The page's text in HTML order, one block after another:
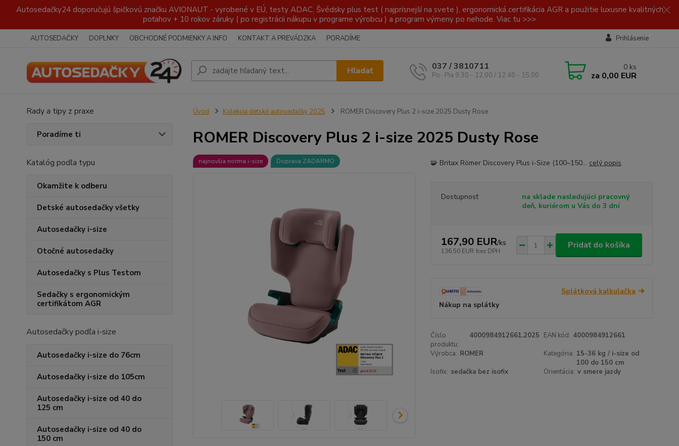
Autosedačky24 doporučujú špičkovú značku AVIONAUT - vyrobené v EÚ, testy ADAC, Švédsky plus test ( najprísnejší na svete ), ergonomická certifikácia AGR a použitie luxusne kvalitných
poťahov + 10 rokov záruky ( po registrácii nákupu v programe výrobcu ) a program výmeny po nehode. Viac tu >>>
AUTOSEDAČKY DOPLNKY OBCHODNÉ PODMIENKY A INFO KONTAKT A PREVÁDZKA PORADÍME Prihlásenie
Hľadať 037 / 3810711
Po- Pia 9.30 - 12.00 / 12.40 - 15.00
0 ks
za 0,00 EUR
Rady a tipy z praxe
Poradíme ti
Katalóg podľa typu
Okamžite k odberu
Detské autosedačky všetky
Autosedačky i-size
Otočné autosedačky
Autosedačky s Plus Testom
Sedačky s ergonomickým
certifikátom AGR
Autosedačky podľa i-size
Autosedačky i-size do 76cm
Autosedačky i-size do 105cm
Autosedačky i-size od 40 do
125 cm
Autosedačky i-size od 40 do
150 cm
Úvod Kolekcia detské autosedačky 2025 ROMER Discovery Plus 2 i-size 2025 Dusty Rose
ROMER Discovery Plus 2 i-size 2025 Dusty Rose
najnovšia norma i-size Doprava ZADARMO 🧩 Britax Römer Discovery Plus i-Size (100–150... celý popis
Dostupnosť
na sklade nasledujúci pracovný
deň, kuriérom u Vás do 3 dní
167,90 EUR/ks
136,50 EUR bez DPH
Pridať do košíka
Splátková kalkulačka
Nákup na splátky
Číslo
produktu:
4000984912661.2025 EAN kód: 4000984912661
Výrobca: ROMER Kategória: 15-36 kg / i-size od
100 do 150 cm
Isofix: sedačka bez isofix Orientácia: v smere jazdy